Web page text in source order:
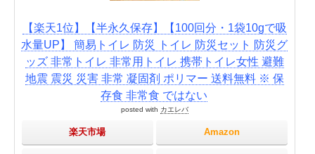
【楽天1位】【半永久保存】【100回分・1袋10gで吸
水量UP】 簡易トイレ 防災 トイレ 防災セット 防災グ
ッズ 非常トイレ 非常用トイレ 携帯トイレ女性 避難
地震 震災 災害 非常 凝固剤 ポリマー 送料無料 ※ 保
存食 非常食 ではない
posted with カエレバ
楽天市場 Amazon